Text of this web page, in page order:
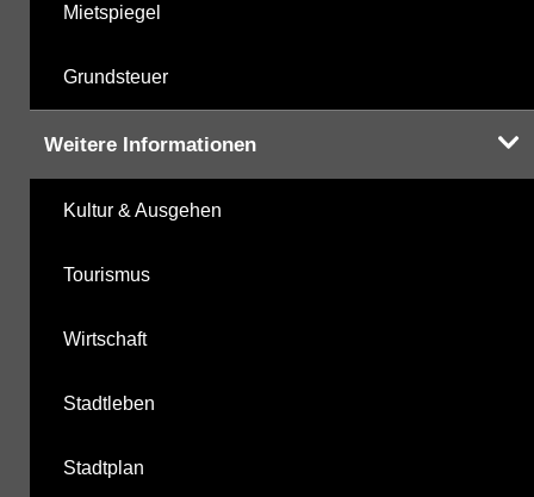
Mietspiegel
Grundsteuer
Weitere Informationen
Kultur & Ausgehen
Tourismus
Wirtschaft
Stadtleben
Stadtplan